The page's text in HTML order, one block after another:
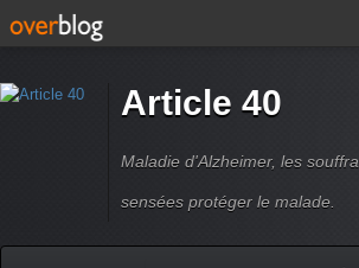
Article 40
Maladie d'Alzheimer, les
sensées protéger le malade.